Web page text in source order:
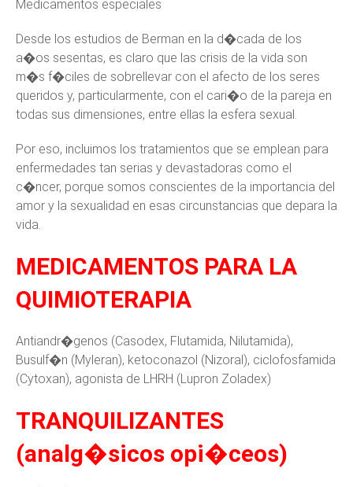
Medicamentos especiales
Desde los estudios de Berman en la d�cada de los
a�os sesentas, es claro que las crisis de la vida son
m�s f�ciles de sobrellevar con el afecto de los seres
queridos y, particularmente, con el cari�o de la pareja en
todas sus dimensiones, entre ellas la esfera sexual.
Por eso, incluimos los tratamientos que se emplean para
enfermedades tan serias y devastadoras como el
c�ncer, porque somos conscientes de la importancia del
amor y la sexualidad en esas circunstancias que depara la
vida.
MEDICAMENTOS PARA LA
QUIMIOTERAPIA
Antiandr�genos (Casodex, Flutamida, Nilutamida),
Busulf�n (Myleran), ketoconazol (Nizoral), ciclofosfamida
(Cytoxan), agonista de LHRH (Lupron Zoladex)
TRANQUILIZANTES
(analg�sicos opi�ceos)